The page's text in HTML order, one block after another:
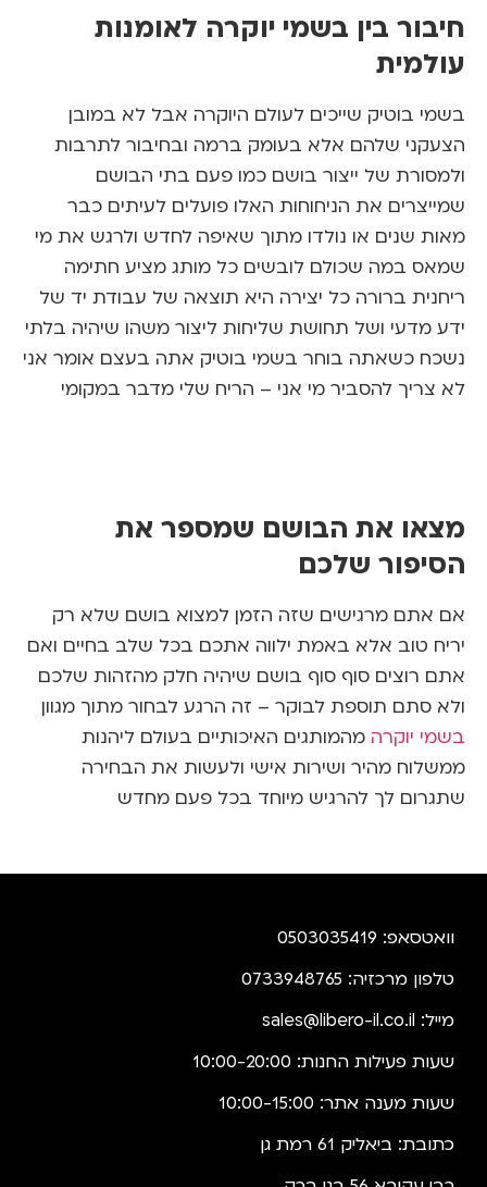
בין בשמי יוקרה לאומנות
בוטיק שייכים לעולם היוקרה אבל לא במובן
שלהם אלא בעומק ברמה ובחיבור לתרבות
של ייצור בושם כמו פעם בתי הבושם
את הניחוחות האלו פועלים לעיתים כבר
שנים או נולדו מתוך שאיפה לחדש ולרגש את מי
במה שכולם לובשים כל מותג מציע חתימה
ברורה כל יצירה היא תוצאה של עבודת יד של
ושל תחושת שליחות ליצור משהו שיהיה בלתי
כשאתה בוחר בשמי בוטיק אתה בעצם אומר אני
להסביר מי אני – הריח שלי מדבר במקומי
את הבושם שמספר את
שלכם
מרגישים שזה הזמן למצוא בושם שלא רק
טוב אלא באמת ילווה אתכם בכל שלב בחיים ואם
סוף סוף בושם שיהיה חלק מהזהות שלכם
תוספת לבוקר – זה הרגע לבחור מתוך מגוון
יוקרהמהמותגים האיכותיים בעולם ליהנות
מהיר ושירות אישי ולעשות את הבחירה
לך להרגיש מיוחד בכל פעם מחדש
0503035419
0733948765
sales@libero-il.co.il
החנות: 10:00-20:00
אתר: 10:00-15:00
ביאליק 61 רמת גן